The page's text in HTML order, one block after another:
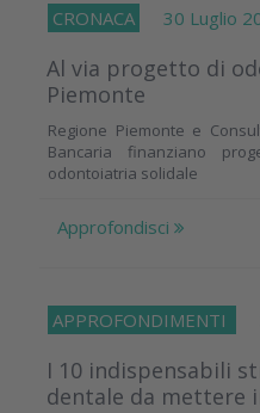
CRONACA 30 Luglio
Al via progetto di
Piemonte
Regione Piemonte e
Bancaria finanziano
odontoiatria solidale
Approfondisci
APPROFONDIMENTI
I 10 indispensabili
dentale da mettere